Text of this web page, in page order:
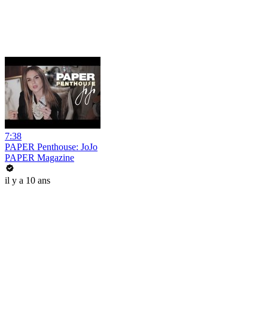
7:38
PAPER Penthouse: JoJo
PAPER Magazine
il y a 10 ans